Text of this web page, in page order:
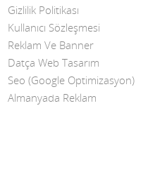
Gizlilik Politikası
Kullanıcı Sözleşmesi
Reklam Ve Banner
Datça Web Tasarım
Seo (Google Optimizasyon)
Almanyada Reklam